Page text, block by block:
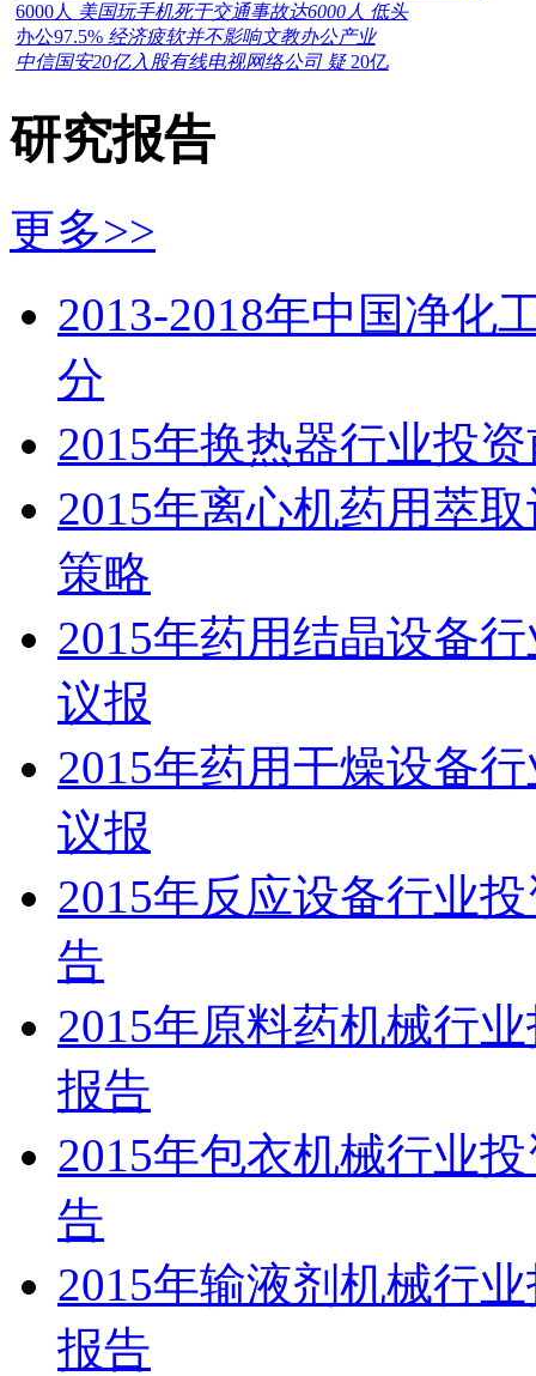
6000人 美国玩手机死于交通事故达6000人 低头
办公97.5% 经济疲软并不影响文教办公产业
中信国安20亿入股有线电视网络公司 疑 20亿
研究报告
更多>>
2013-2018年中国净化
分
2015年换热器行业投
2015年离心机药用萃
策略
2015年药用结晶设备
议报
2015年药用干燥设备
议报
2015年反应设备行业
告
2015年原料药机械行
报告
2015年包衣机械行业
告
2015年输液剂机械行
报告